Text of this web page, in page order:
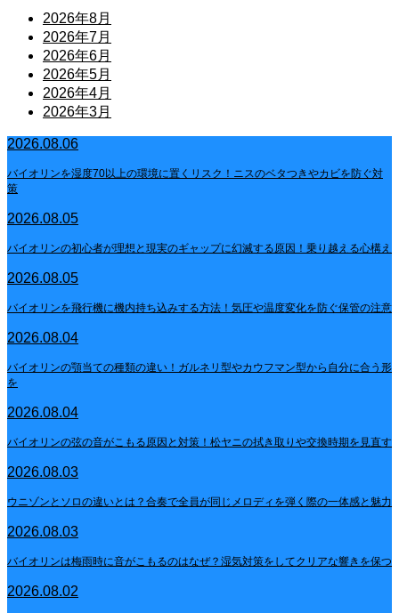
2026年8月
2026年7月
2026年6月
2026年5月
2026年4月
2026年3月
2026.08.06
バイオリンを湿度70以上の環境に置くリスク！ニスのベタつきやカビを防ぐ対
策
2026.08.05
バイオリンの初心者が理想と現実のギャップに幻滅する原因！乗り越える心構え
2026.08.05
バイオリンを飛行機に機内持ち込みする方法！気圧や温度変化を防ぐ保管の注意
2026.08.04
バイオリンの顎当ての種類の違い！ガルネリ型やカウフマン型から自分に合う形
を
2026.08.04
バイオリンの弦の音がこもる原因と対策！松ヤニの拭き取りや交換時期を見直す
2026.08.03
ウニゾンとソロの違いとは？合奏で全員が同じメロディを弾く際の一体感と魅力
2026.08.03
バイオリンは梅雨時に音がこもるのはなぜ？湿気対策をしてクリアな響きを保つ
2026.08.02